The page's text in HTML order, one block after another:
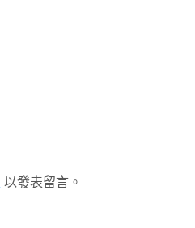
以發表留言。